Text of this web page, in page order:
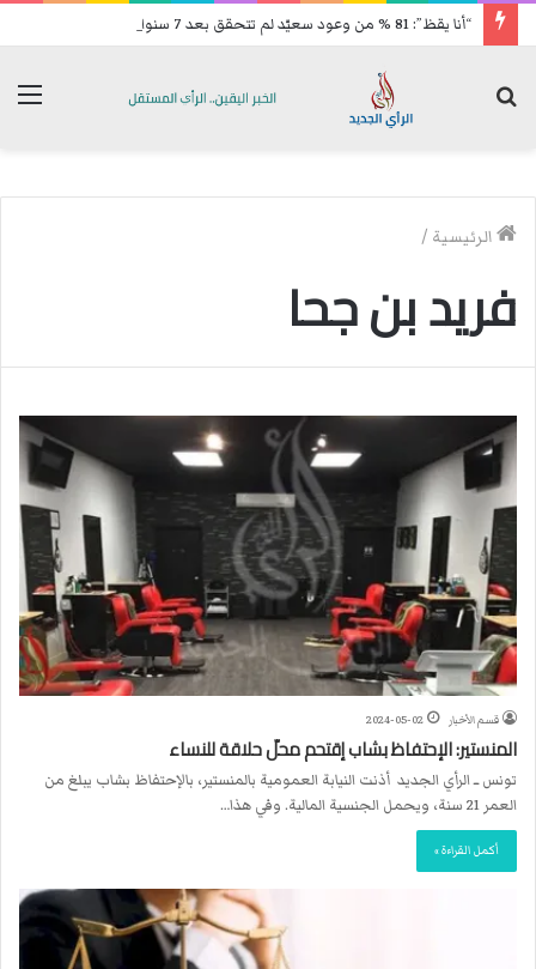
“أنا يقظ”: 81 % من وعود سعيّد لم تتحقق بعد 7 سنوات من حكمه
الرئيسية /
فريد بن جحا
قسم الأخبار 2024-05-02
المنستير: الإحتفاظ بشاب إقتحم محلّ حلاقة للنساء
تونس ــ الرأي الجديد أذنت النيابة العمومية بالمنستير، بالإحتفاظ بشاب يبلغ من
العمر 21 سنة، ويحمل الجنسية المالية. وفي هذا…
أكمل القراءة »